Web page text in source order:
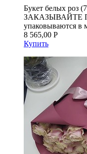
Букет белых роз
ЗАКАЗЫВАЙТЕ
упаковываются в
8 565,00 Р
Купить